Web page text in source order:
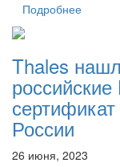
Подробнее
Thales
России
26 июня, 2023